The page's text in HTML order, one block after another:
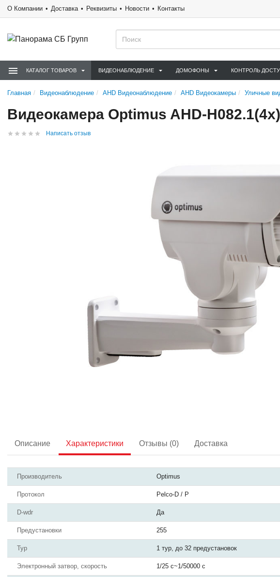
О Компании Доставка Реквизиты Новости Контакты
КАТАЛОГ ТОВАРОВ ВИДЕОНАБЛЮДЕНИЕ ДОМОФОНЫ КОНТРОЛЬ
Главная Видеонаблюдение AHD Видеонаблюдение AHD Видеокамеры Уличные
Видеокамера Optimus AHD-H082.1(4x)
Написать отзыв
Описание Характеристики Отзывы (0) Доставка
Производитель Optimus
Протокол Pelco-D / P
D-wdr Да
Предустановки 255
Тур 1 тур, до 32 предустановок
Электронный затвор, скорость 1/25 с~1/50000 с